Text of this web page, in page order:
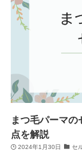
まつ毛パーマ
点を解説
2024年1月30日 セ